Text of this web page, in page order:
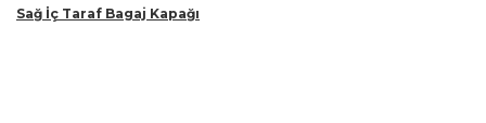
Sağ İç Taraf Bagaj Kapağı